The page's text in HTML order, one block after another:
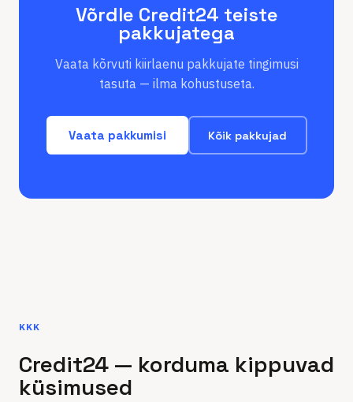
Võrdle Credit24 teiste
pakkujatega
Vaata kõrvuti kiirlaenu pakkujate tingimusi
tasuta — ilma kohustuseta.
Vaata pakkumisi Kõik pakkujad
KKK
Credit24 — korduma kippuvad
küsimused